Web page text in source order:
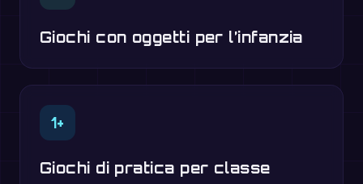
Giochi con oggetti per l’infanzia
1+
Giochi di pratica per classe